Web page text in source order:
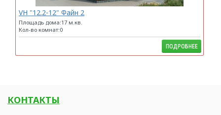
VH "12.2-12" Файн 2
Площадь дома:17 м.кв.
Кол-во комнат:0
ПОДРОБНЕЕ
КОНТАКТЫ